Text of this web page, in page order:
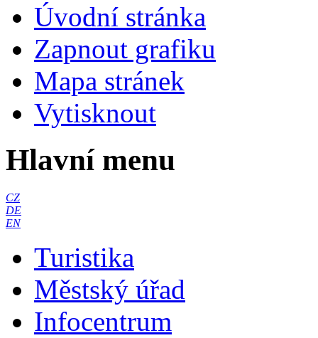
Úvodní stránka
Zapnout grafiku
Mapa stránek
Vytisknout
Hlavní menu
CZ
DE
EN
Turistika
Městský úřad
Infocentrum